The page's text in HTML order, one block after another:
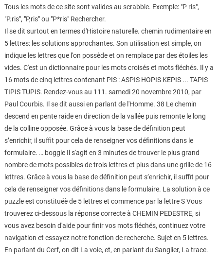
Tous les mots de ce site sont valides au scrabble. Exemple: "P ris",
"P.ris", "P,ris" ou "P*ris" Rechercher.
Il se dit surtout en termes d'Histoire naturelle. chemin rudimentaire en
5 lettres: les solutions approchantes. Son utilisation est simple, on
indique les lettres que l'on possède et on remplace par des étoiles les
vides. C'est un dictionnaire pour les mots croisés et mots fléchés. Il y a
16 mots de cinq lettres contenant PIS : ASPIS HOPIS KEPIS ... TAPIS
TIPIS TUPIS. Rendez-vous au 111. samedi 20 novembre 2010, par
Paul Courbis. Il se dit aussi en parlant de l'Homme. 38 Le chemin
descend en pente raide en direction de la vallée puis remonte le long
de la colline opposée. Grâce à vous la base de définition peut
s’enrichir, il suffit pour cela de renseigner vos définitions dans le
formulaire. … boggle Il s'agit en 3 minutes de trouver le plus grand
nombre de mots possibles de trois lettres et plus dans une grille de 16
lettres. Grâce à vous la base de définition peut s’enrichir, il suffit pour
cela de renseigner vos définitions dans le formulaire. La solution à ce
puzzle est constituéè de 5 lettres et commence par la lettre S Vous
trouverez ci-dessous la réponse correcte à CHEMIN PEDESTRE, si
vous avez besoin d'aide pour finir vos mots fléchés, continuez votre
navigation et essayez notre fonction de recherche. Sujet en 5 lettres.
En parlant du Cerf, on dit La voie, et, en parlant du Sanglier, La trace.